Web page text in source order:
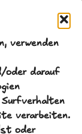
verwenden
oder darauf
verarbeiten.
oder
auf